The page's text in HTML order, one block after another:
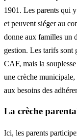
1901. Les parents qui
et peuvent siéger au
donne aux familles un
gestion. Les tarifs sont
CAF, mais la
une crèche municipale,
aux besoins des
La crèche
Ici, les parents